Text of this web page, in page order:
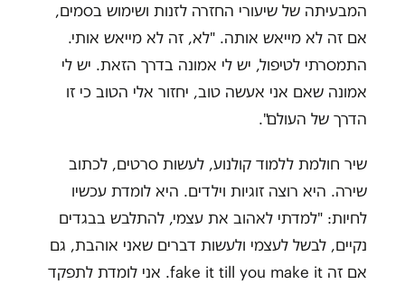
המבעיתה של שיעורי החזרה לזנות ושימוש בסמים,
אם זה לא מייאש אותה. "לא, זה לא מייאש אותי.
התמסרתי לטיפול, יש לי אמונה בדרך הזאת. יש לי
אמונה שאם אני אעשה טוב, יחזור אלי הטוב כי זו
הדרך של העולם".
שיר חולמת ללמוד קולנוע, לעשות סרטים, לכתוב
שירה. היא רוצה זוגיות וילדים. היא לומדת עכשיו
לחיות: "למדתי לאהוב את עצמי, להתלבש בבגדים
נקיים, לבשל לעצמי ולעשות דברים שאני אוהבת, גם
אם זה fake it till you make it. אני לומדת לתפקד